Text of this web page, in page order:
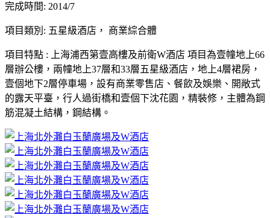
完成時間: 2014/7
項目類別: 五星級酒店， 商業綜合體
項目特點 : 上海浦西第壹高樓及前衛W酒店 項目為壹幢地上66
層辦公樓，兩幢地上37層和33層五星級酒店，地上4層裙房，
壹個地下2層停車場，設有商業零售店、餐飲及娛樂、開敞式
的露天平臺，行人過街橋和壹個下沈花園，精裝修，主體為鋼
筋混凝土結構，鋼結構。